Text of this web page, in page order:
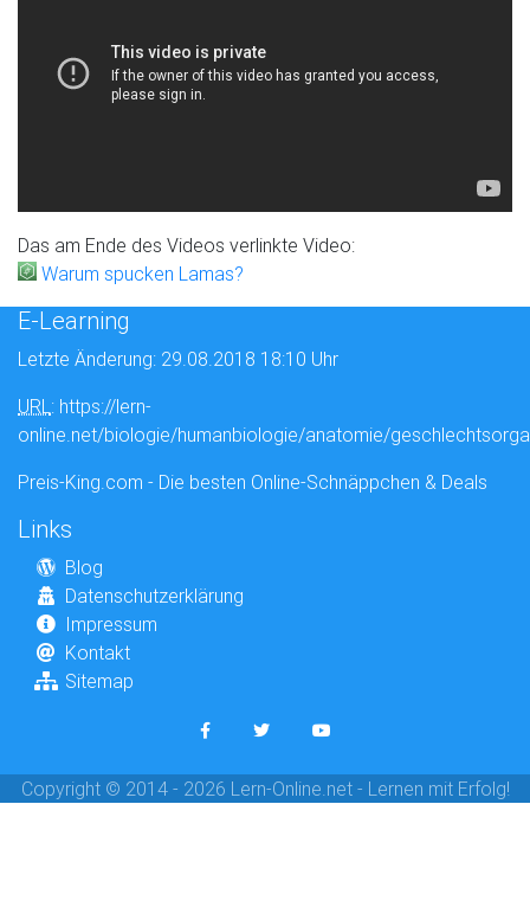
Das am Ende des Videos verlinkte Video:
Warum spucken Lamas?
E-Learning
Letzte Änderung: 29.08.2018 18:10 Uhr
URL: https://lern-
online.net/biologie/humanbiologie/anatomie/
Preis-King.com - Die besten Online-Schnäppchen & Deals
Links
Blog
Datenschutzerklärung
Impressum
Kontakt
Sitemap
Copyright © 2014 - 2026 Lern-Online.net - Lernen mit Erfolg!